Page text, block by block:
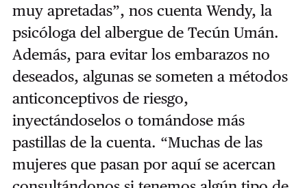
muy apretadas”, nos cuenta Wendy, la
psicóloga del albergue de Tecún Umán.
Además, para evitar los embarazos no
deseados, algunas se someten a métodos
anticonceptivos de riesgo,
inyectándoselos o tomándose más
pastillas de la cuenta. “Muchas de las
mujeres que pasan por aquí se acercan